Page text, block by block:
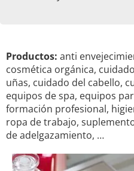
Productos: anti
cosmética orgánica,
uñas, cuidado del cabello,
equipos de spa, equipos
formación profesional,
ropa de trabajo,
de adelgazamiento, …